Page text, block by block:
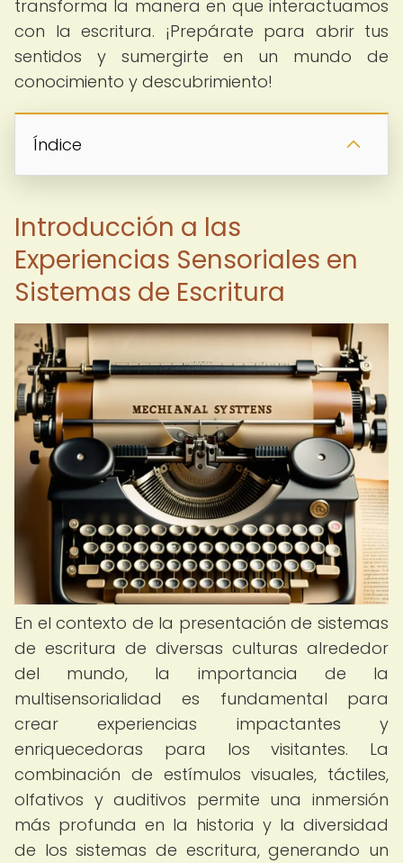
transforma la manera en que interactuamos
con la escritura. ¡Prepárate para abrir tus
sentidos y sumergirte en un mundo de
conocimiento y descubrimiento!
Índice
Introducción a las
Experiencias Sensoriales en
Sistemas de Escritura
En el contexto de la presentación de sistemas
de escritura de diversas culturas alrededor
del mundo, la importancia de la
multisensorialidad es fundamental para
crear experiencias impactantes y
enriquecedoras para los visitantes. La
combinación de estímulos visuales, táctiles,
olfativos y auditivos permite una inmersión
más profunda en la historia y la diversidad
de los sistemas de escritura, generando un